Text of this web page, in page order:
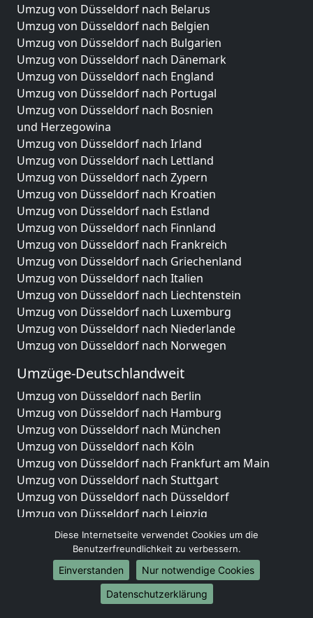
Umzug von Düsseldorf nach Belarus
Umzug von Düsseldorf nach Belgien
Umzug von Düsseldorf nach Bulgarien
Umzug von Düsseldorf nach Dänemark
Umzug von Düsseldorf nach England
Umzug von Düsseldorf nach Portugal
Umzug von Düsseldorf nach Bosnien
und Herzegowina
Umzug von Düsseldorf nach Irland
Umzug von Düsseldorf nach Lettland
Umzug von Düsseldorf nach Zypern
Umzug von Düsseldorf nach Kroatien
Umzug von Düsseldorf nach Estland
Umzug von Düsseldorf nach Finnland
Umzug von Düsseldorf nach Frankreich
Umzug von Düsseldorf nach Griechenland
Umzug von Düsseldorf nach Italien
Umzug von Düsseldorf nach Liechtenstein
Umzug von Düsseldorf nach Luxemburg
Umzug von Düsseldorf nach Niederlande
Umzug von Düsseldorf nach Norwegen
Umzüge-Deutschlandweit
Umzug von Düsseldorf nach Berlin
Umzug von Düsseldorf nach Hamburg
Umzug von Düsseldorf nach München
Umzug von Düsseldorf nach Köln
Umzug von Düsseldorf nach Frankfurt am Main
Umzug von Düsseldorf nach Stuttgart
Umzug von Düsseldorf nach Düsseldorf
Umzug von Düsseldorf nach Leipzig
Umzug von Düsseldorf nach Dortmund
Umzug von Düsseldorf nach Essen
Umzug von Düsseldorf nach Bremen
Umzug von Düsseldorf nach Dresden
Umzug von Düsseldorf nach Hannover
Diese Internetseite verwendet Cookies um die
Benutzerfreundlichkeit zu verbessern.
Einverstanden
Nur notwendige Cookies
Datenschutzerklärung